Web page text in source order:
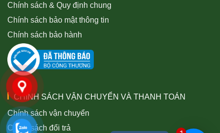
Chính sách & Quy định chung
Chính sách bảo mật thông tin
Chính sách bảo hành
CHÍNH SÁCH VẬN CHUYỂN VÀ THANH TOÁN
Chính sách vận chuyển
Chính sách đổi trả